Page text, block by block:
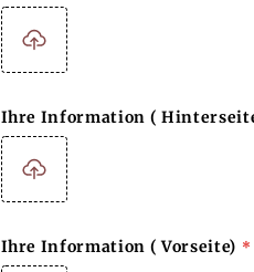
Ihre Information (
Ihre Information ( Vorseite)